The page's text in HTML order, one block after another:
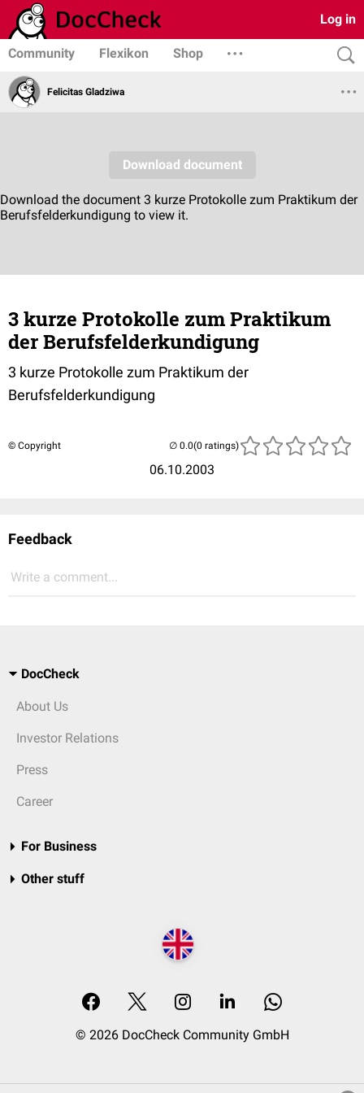
Log in
Community Flexikon Shop
Felicitas Gladziwa
3 kurze Protokolle zum Praktikum
der Berufsfelderkundigung
3 kurze Protokolle zum Praktikum der
Berufsfelderkundigung
© Copyright
06.10.2003
(0 ratings)
Feedback
Write a comment...
DocCheck
About Us
Investor Relations
Press
Career
For Business
Other stuff
© 2026 DocCheck Community GmbH